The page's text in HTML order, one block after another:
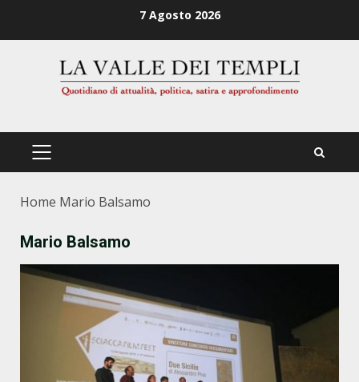
7 Agosto 2026
PRIMÄRES
Home Mario Balsamo
Mario Balsamo